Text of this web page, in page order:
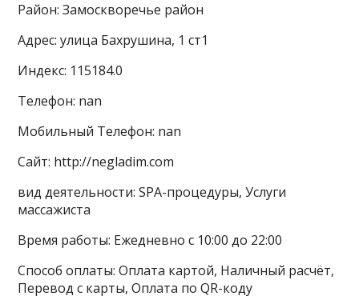
Район: Замоскворечье район
Адрес: улица Бахрушина, 1 ст1
Индекс: 115184.0
Телефон: nan
Мобильный Телефон: nan
Сайт: http://negladim.com
вид деятельности: SPA-процедуры, Услуги
массажиста
Время работы: Ежедневно с 10:00 до 22:00
Способ оплаты: Оплата картой, Наличный расчёт,
Перевод с карты, Оплата по QR-коду